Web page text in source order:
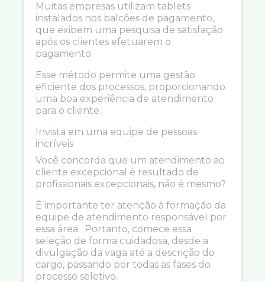
Muitas empresas utilizam tablets
instalados nos balcões de pagamento,
que exibem uma pesquisa de satisfação
após os clientes efetuarem o
pagamento.
Esse método permite uma gestão
eficiente dos processos, proporcionando
uma boa experiência de atendimento
para o cliente.
Invista em uma equipe de pessoas
incríveis
Você concorda que um atendimento ao
cliente excepcional é resultado de
profissionais excepcionais, não é mesmo?
É importante ter atenção à formação da
equipe de atendimento responsável por
essa área. Portanto, comece essa
seleção de forma cuidadosa, desde a
divulgação da vaga até a descrição do
cargo, passando por todas as fases do
processo seletivo.